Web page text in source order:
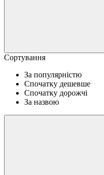
Сортування
За популярністю
Спочатку дешевше
Спочатку дорожчі
За назвою